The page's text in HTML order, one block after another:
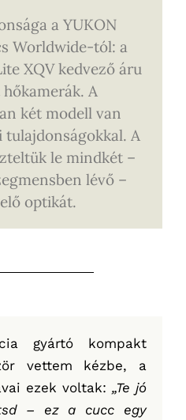
a YUKON
Worldwide-tól: a
XQV kedvező áru
A
két modell van
A
le mindkét –
lévő –
optikát.
gyártó kompakt
vettem kézbe, a
ezek voltak: „Te jó
– ez a cucc egy